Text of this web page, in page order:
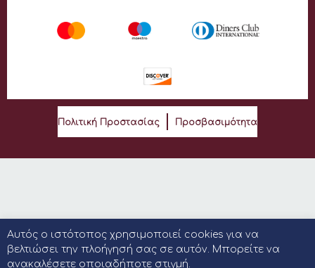
Πολιτική Προστασίας Προσβασιμότητα
Αυτός ο ιστότοπος χρησιμοποιεί cookies για να
βελτιώσει την πλοήγησή σας σε αυτόν. Μπορείτε να
ανακαλέσετε οποιαδήποτε στιγμή.